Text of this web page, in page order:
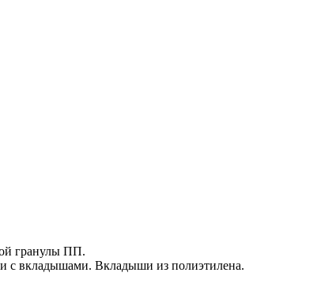
гранулы ПП.
с вкладышами. Вкладыши из полиэтилена.